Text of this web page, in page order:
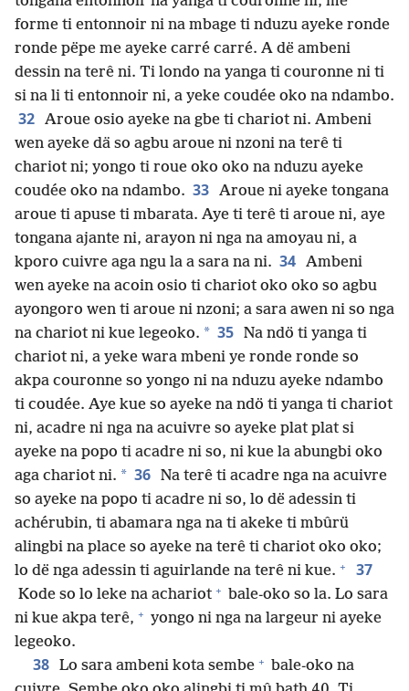
forme ti entonnoir ni na mbage ti nduzu ayeke ronde
ronde pëpe me ayeke carré carré. A dë ambeni
dessin na terê ni. Ti londo na yanga ti couronne ni ti
si na li ti entonnoir ni, a yeke coudée oko na ndambo.
32 Aroue osio ayeke na gbe ti chariot ni. Ambeni
wen ayeke dä so agbu aroue ni nzoni na terê ti
chariot ni; yongo ti roue oko oko na nduzu ayeke
coudée oko na ndambo. 33 Aroue ni ayeke tongana
aroue ti apuse ti mbarata. Aye ti terê ti aroue ni, aye
tongana ajante ni, arayon ni nga na amoyau ni, a
kporo cuivre aga ngu la a sara na ni. 34 Ambeni
wen ayeke na acoin osio ti chariot oko oko so agbu
ayongoro wen ti aroue ni nzoni; a sara awen ni so nga
na chariot ni kue legeoko. * 35 Na ndö ti yanga ti
chariot ni, a yeke wara mbeni ye ronde ronde so
akpa couronne so yongo ni na nduzu ayeke ndambo
ti coudée. Aye kue so ayeke na ndö ti yanga ti chariot
ni, acadre ni nga na acuivre so ayeke plat plat si
ayeke na popo ti acadre ni so, ni kue la abungbi oko
aga chariot ni. * 36 Na terê ti acadre nga na acuivre
so ayeke na popo ti acadre ni so, lo dë adessin ti
achérubin, ti abamara nga na ti akeke ti mbûrü
alingbi na place so ayeke na terê ti chariot oko oko;
lo dë nga adessin ti aguirlande na terê ni kue. + 37
Kode so lo leke na achariot + bale-oko so la. Lo sara
ni kue akpa terê, + yongo ni nga na largeur ni ayeke
legeoko.
38 Lo sara ambeni kota sembe + bale-oko na